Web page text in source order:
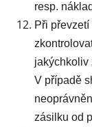
resp.
Při
jakýchkoliv
V případě
zásilku od